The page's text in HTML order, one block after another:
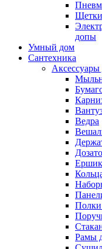
Щетки
допы
Умный дом
Сантехника
Аксессуары
Ведра
Полки
Рамы